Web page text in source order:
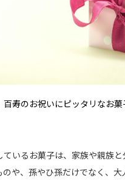
百寿のお祝いにピッタリなお菓
ているお菓子は、家族や親族
のや、孫やひ孫だけでなく、